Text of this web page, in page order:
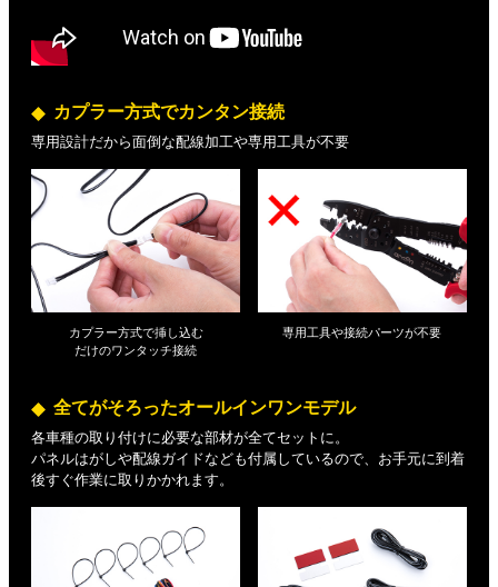
カプラー方式でカンタン接続
専用設計だから面倒な配線加工や専用工具が不要
カプラー方式で挿し込む
だけのワンタッチ接続
専用工具や接続パーツが不要
全てがそろったオールインワンモデル
各車種の取り付けに必要な部材が全てセットに。
パネルはがしや配線ガイドなども付属しているので、お手元に到着
後すぐ作業に取りかかれます。